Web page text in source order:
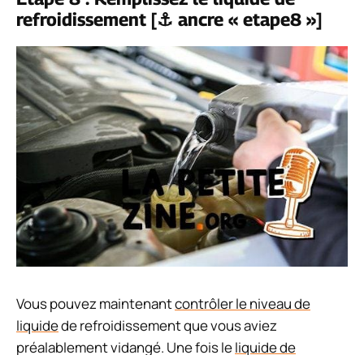
refroidissement [⚓ ancre « etape8 »]
Vous pouvez maintenantcontrôler le niveau de
liquidede refroidissement que vous aviez
préalablement vidangé. Une fois leliquide de